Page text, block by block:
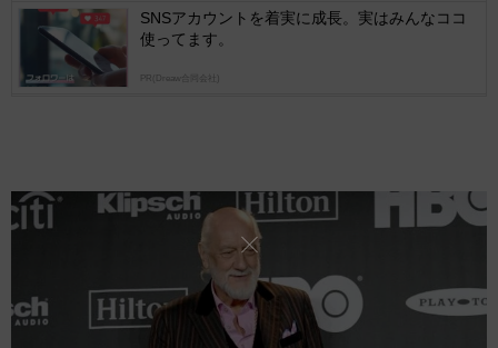
SNSアカウントを着実に成長。実はみんなココ
使ってます。
PR(Dreaw合同会社)